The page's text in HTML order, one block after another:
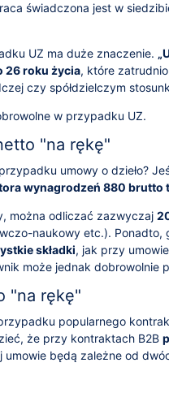
świadczona jest w
UZ ma duże znaczenie.
26 roku życia, które
czy spółdzielczym
w przypadku UZ.
"na rękę"
umowy o dzieło?
wynagrodzeń 880 brutto
można odliczać zazwyczaj
naukowy etc.). Ponadto,
składki, jak przy
może jednak dobrowolnie
"na rękę"
popularnego
że przy kontraktach B2B
umowie będą zależne od